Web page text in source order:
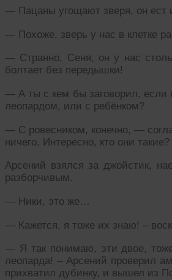
— Пацаны угощают зверя, он
— Похоже, зверь у нас в клетке
— Странно, Сеня, он у нас
болтает без передышки!
— А ты с кем бы заговорил, если
леопардом, или с ребёнком?
— С ровесником, конечно, —
ничего. Интересно, кто они
Арсений взялся за джойстик,
разборчивым.
— Ники, это же…
— Кажется, я тоже их знаю! –
— Я так понимаю, эти двое,
леопарда! – Арсений проверил
прихватил дубинку, и вышел из